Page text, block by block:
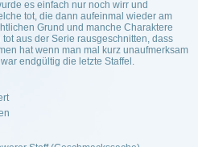
es einfach nur noch wirr und
tot, die dann aufeinmal wieder am
Grund und manche Charaktere
aus der Serie rausgeschnitten, dass
hat wenn man mal kurz unaufmerksam
endgültig die letzte Staffel.